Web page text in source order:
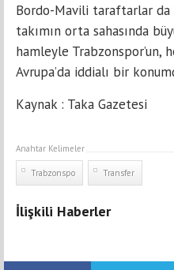
Bordo-Mavili taraftarlar da
takımın orta sahasında
hamleyle Trabzonspor’un,
Avrupa’da iddialı bir
Kaynak : Taka Gazetesi
Anahtar Kelimeler
Trabzonspo Transfer
İlişkili Haberler